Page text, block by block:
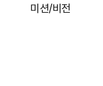
미션/비전